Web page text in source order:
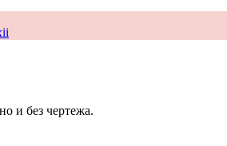
и без чертежа.